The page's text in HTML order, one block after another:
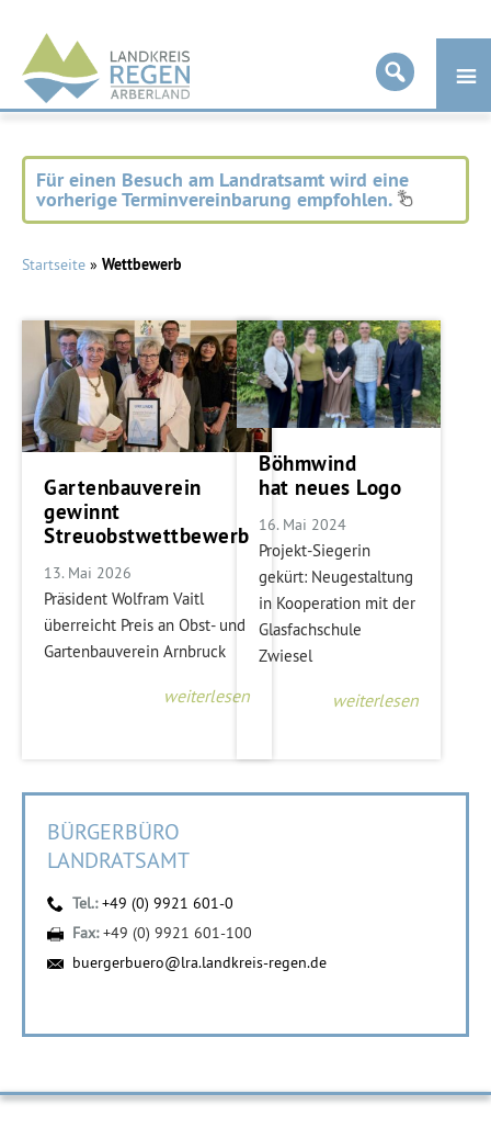
Landkreis
Regen
Für einen Besuch am Landratsamt wird eine
vorherige Terminvereinbarung empfohlen.
Startseite » Wettbewerb
Gartenbauverein
gewinnt
Streuobstwettbewerb
13. Mai 2026
Präsident Wolfram Vaitl
überreicht Preis an Obst- und
Gartenbauverein Arnbruck
weiterlesen
Böhmwind
hat neues Logo
16. Mai 2024
Projekt-Siegerin
gekürt: Neugestaltung
in Kooperation mit der
Glasfachschule
Zwiesel
weiterlesen
BÜRGERBÜRO
LANDRATSAMT
Tel.:+49 (0) 9921 601-0
Fax:+49 (0) 9921 601-100
buergerbuero@lra.landkreis-regen.de